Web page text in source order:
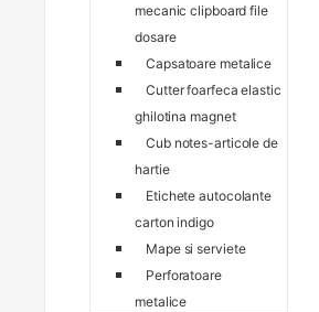
mecanic clipboard file
dosare
Capsatoare metalice
Cutter foarfeca elastic
ghilotina magnet
Cub notes-articole de
hartie
Etichete autocolante
carton indigo
Mape si serviete
Perforatoare
metalice